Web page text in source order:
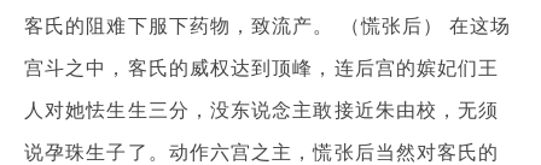
客氏的阻难下服下药物，致流产。 （慌张后） 在这场
宫斗之中，客氏的威权达到顶峰，连后宫的嫔妃们王
人对她怯生生三分，没东说念主敢接近朱由校，无须
说孕珠生子了。动作六宫之主，慌张后当然对客氏的